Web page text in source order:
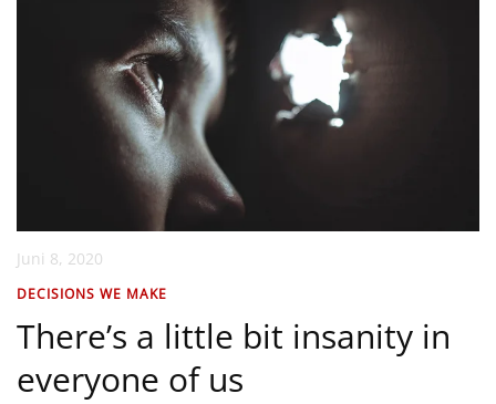
Juni 8, 2020
DECISIONS WE MAKE
There’s a little bit insanity in
everyone of us